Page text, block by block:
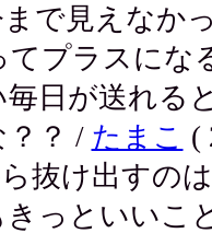
で見えなか
てプラスにな
毎日が送れる
？？ / たまこ (
抜け出すの
きっといいこ